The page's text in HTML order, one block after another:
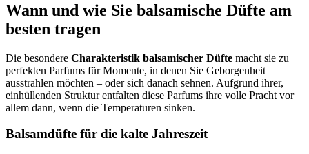
Wann und wie Sie balsamische Düfte am
besten tragen
Die besondere Charakteristik balsamischer Düfte macht sie zu
perfekten Parfums für Momente, in denen Sie Geborgenheit
ausstrahlen möchten – oder sich danach sehnen. Aufgrund ihrer,
einhüllenden Struktur entfalten diese Parfums ihre volle Pracht vor
allem dann, wenn die Temperaturen sinken.
Balsamdüfte für die kalte Jahreszeit